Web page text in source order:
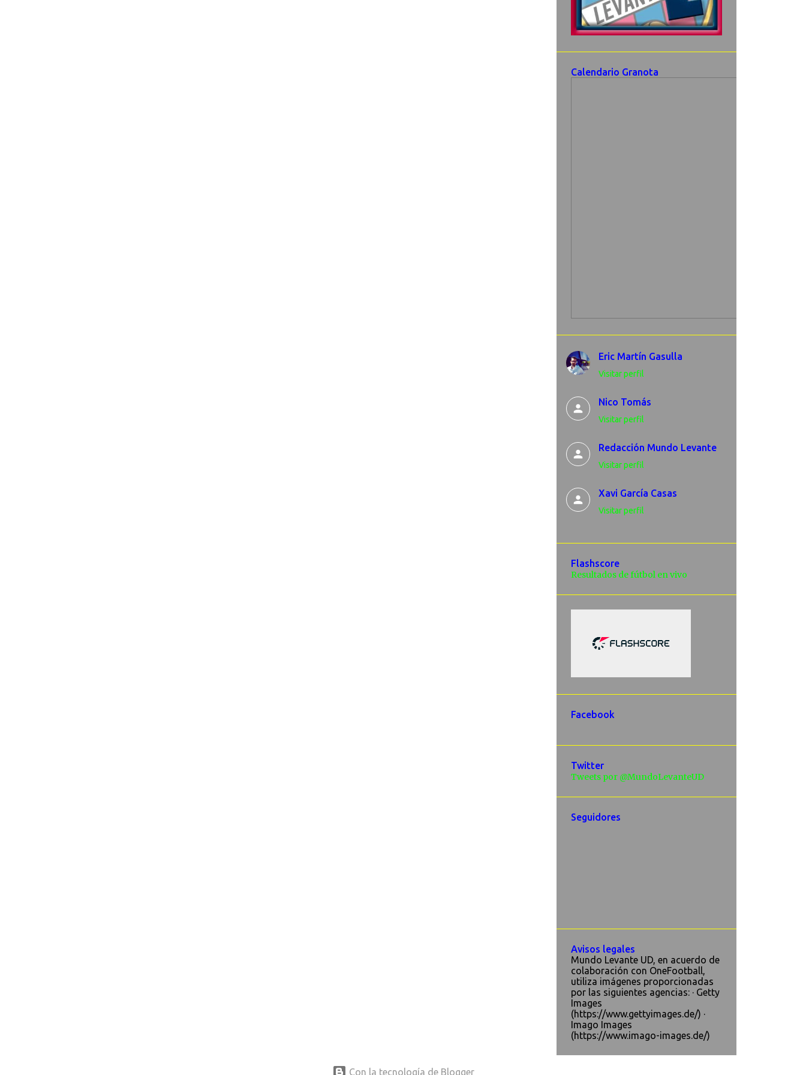
Calendario Granota
Eric Martín Gasulla
Visitar perfil
Nico Tomás
Visitar perfil
Redacción Mundo Levante
Visitar perfil
Xavi García Casas
Visitar perfil
Flashscore
Resultados de fútbol en vivo
Facebook
Twitter
Tweets por @MundoLevanteUD
Seguidores
Avisos legales
Mundo Levante UD, en acuerdo de
colaboración con OneFootball,
utiliza imágenes proporcionadas
por las siguientes agencias: · Getty
Images
(https://www.gettyimages.de/) ·
Imago Images
(https://www.imago-images.de/)
Con la tecnología de Blogger